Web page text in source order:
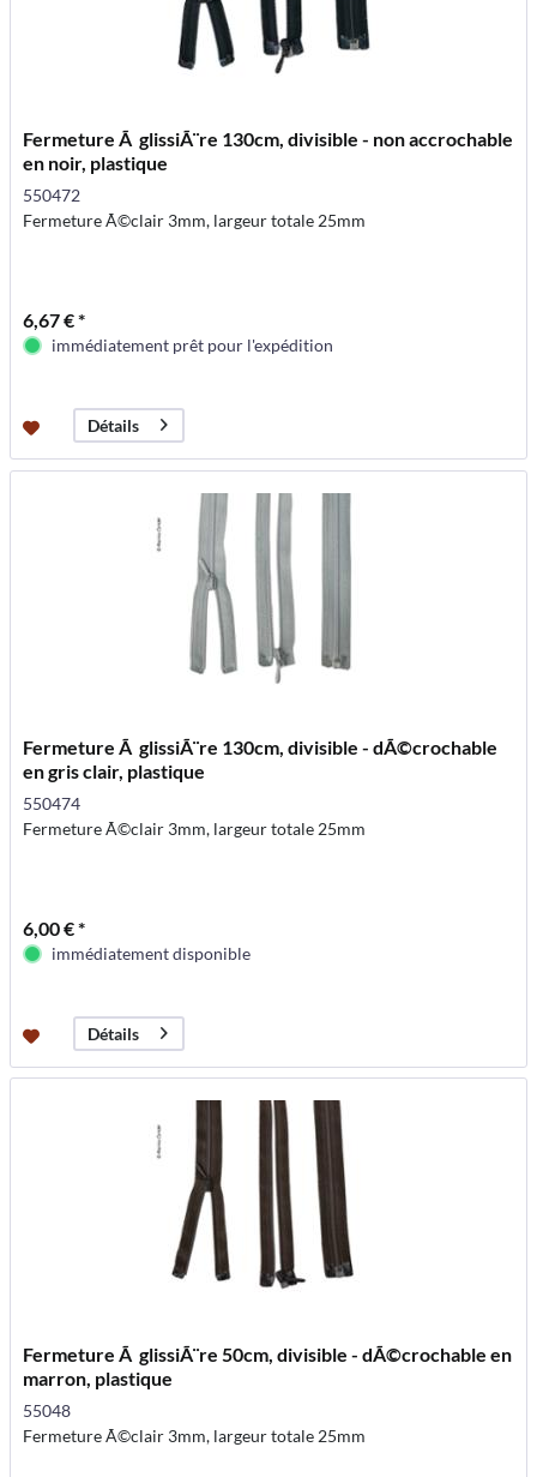
Fermeture Ã glissiÃ¨re 130cm, divisible - non accrochable
en noir, plastique
550472
Fermeture Ã©clair 3mm, largeur totale 25mm
6,67 € *
immédiatement prêt pour l'expédition
Détails
Fermeture Ã glissiÃ¨re 130cm, divisible - dÃ©crochable
en gris clair, plastique
550474
Fermeture Ã©clair 3mm, largeur totale 25mm
6,00 € *
immédiatement disponible
Détails
Fermeture Ã glissiÃ¨re 50cm, divisible - dÃ©crochable en
marron, plastique
55048
Fermeture Ã©clair 3mm, largeur totale 25mm